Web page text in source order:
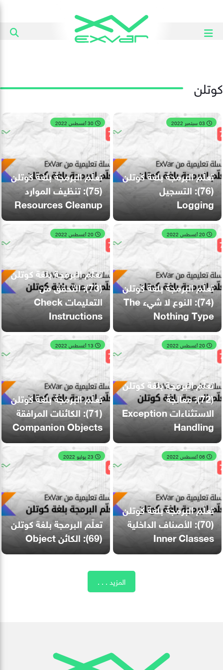
كوتلن
تعلّم البرمجة بلغة كوتلن
(76): التسجيل
Logging
تعلّم البرمجة بلغة كوتلن
(75): تنظيف الموارد
Resources Cleanup
تعلّم البرمجة بلغة كوتلن
(74): النوع لا شيء The
Nothing Type
تعلّم البرمجة بلغة كوتلن
(73): التحقق من
التعليمات Check
Instructions
تعلّم البرمجة بلغة كوتلن
(72): معالجة
الاستثناءات Exception
Handling
تعلّم البرمجة بلغة كوتلن
(71): الكائنات المرافقة
Companion Objects
تعلّم البرمجة بلغة كوتلن
(70): الأصناف الداخلية
Inner Classes
تعلّم البرمجة بلغة كوتلن
(69): الكائن Object
المزيد . . .